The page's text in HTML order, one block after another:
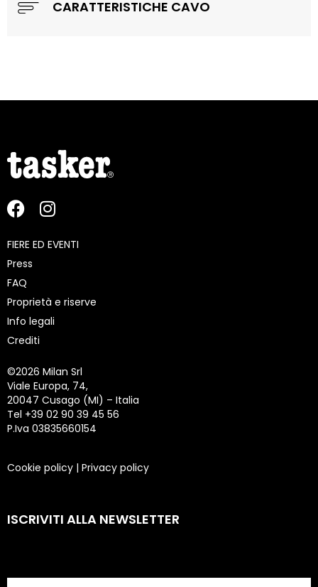
CARATTERISTICHE CAVO
FIERE ED EVENTI
Press
FAQ
Proprietà e riserve
Info legali
Crediti
©2026 Milan Srl
Viale Europa, 74,
20047 Cusago (MI) – Italia
Tel +39 02 90 39 45 56
P.Iva 03835660154
Cookie policy | Privacy policy
ISCRIVITI ALLA NEWSLETTER